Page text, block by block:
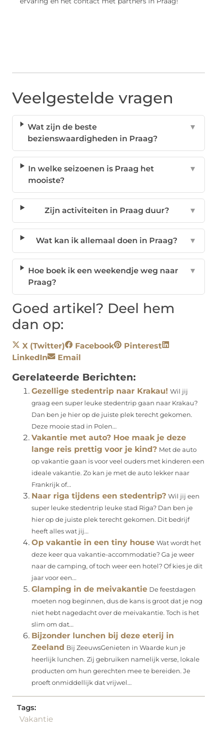
Veelgestelde vragen
Wat zijn de beste
bezienswaardigheden in Praag?
▼
In welke seizoenen is Praag het
mooiste?
▼
Zijn activiteiten in Praag duur? ▼
Wat kan ik allemaal doen in Praag? ▼
Hoe boek ik een weekendje weg naar
Praag?
▼
Goed artikel? Deel hem
dan op:
X (Twitter) Facebook
Pinterest
LinkedIn
Email
Gerelateerde Berichten:
Gezellige stedentrip naar Krakau! Wil jij
graag een super leuke stedentrip gaan naar Krakau?
Dan ben je hier op de juiste plek terecht gekomen.
Deze mooie stad in Polen...
Vakantie met auto? Hoe maak je deze
lange reis prettig voor je kind? Met de auto
op vakantie gaan is voor veel ouders met kinderen een
ideale vakantie. Zo kan je met de auto lekker naar
Frankrijk of...
Naar riga tijdens een stedentrip? Wil jij een
super leuke stedentrip leuke stad Riga? Dan ben je
hier op de juiste plek terecht gekomen. Dit bedrijf
heeft alles wat jij...
Op vakantie in een tiny house Wat wordt het
deze keer qua vakantie-accommodatie? Ga je weer
naar de camping, of toch weer een hotel? Of kies je dit
jaar voor een...
Glamping in de meivakantie De feestdagen
moeten nog beginnen, dus de kans is groot dat je nog
niet hebt nagedacht over de meivakantie. Toch is het
slim om dat...
Bijzonder lunchen bij deze eterij in
Zeeland Bij ZeeuwsGenieten in Waarde kun je
heerlijk lunchen. Zij gebruiken namelijk verse, lokale
producten om hun gerechten mee te bereiden. Je
proeft onmiddellijk dat vrijwel...
Tags:
Vakantie